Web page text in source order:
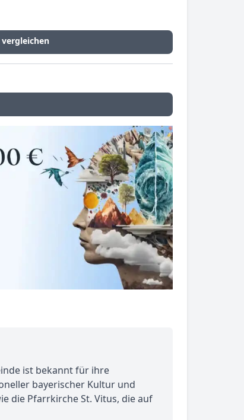
ist bekannt für ihre
bayerischer Kultur und
die Pfarrkirche St. Vitus, die auf